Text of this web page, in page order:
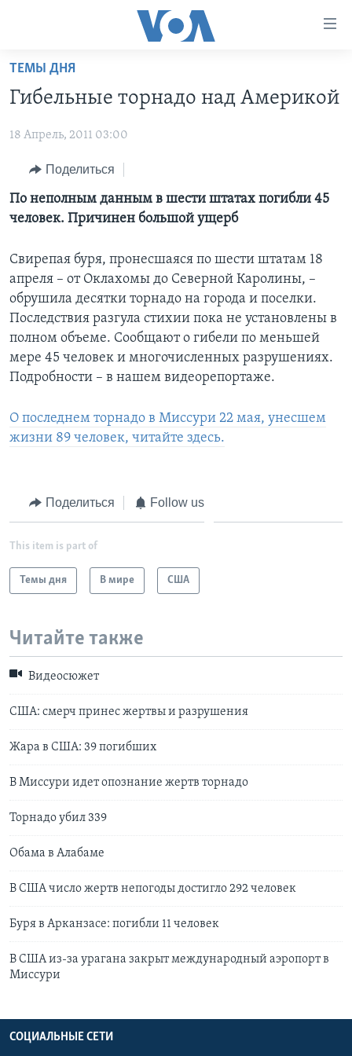
Перейти
основной
Перейти
навигации
Перейти
поиск
ГЛАВНОЕ
АМЕРИКА
НОВОСТИ ЗА МИНУТУ
ИТОГИ
ПОЧЕМУ ЭТО ВАЖНО?
ДИСКУССИЯ VOA
ДЕТАЛИ
НЬЮ-ЙОРК NEW YORK
АМЕРИКА. БОЛЬШОЕ ПУТЕШЕСТВИЕ
ПРОЕКТЫ
УЧИМ АНГЛИЙСКИЙ
НАША АМЕРИКАНСКАЯ ИСТОРИЯ
А КАК В АМЕРИКЕ?
АРТЕФАКТЫ
АМЕРИКАНСКИЕ ГОРОДКИ
ТЕСТЫ
ЭКСПЕРТИЗА
ИНТЕРВЬЮ
ФАКТЫ ПРОТИВ ФЕЙКОВ
ЗА СВОБОДУ ПРЕССЫ
УЧИМ АНГЛИЙСКИЙ
ВИДЕО
ПОДПИСКА НА НОВОСТИ
Learning English
СОЦИАЛЬНЫЕ СЕТИ
Языки
ТЕМЫ ДНЯ
Гибельные торнадо над Америкой
18 Апрель, 2011 03:00
Поделиться
По неполным данным в шести штатах погибли 45
человек. Причинен большой ущерб
Свирепая буря, пронесшаяся по шести штатам 18
апреля – от Оклахомы до Северной Каролины, –
обрушила десятки торнадо на города и поселки.
Последствия разгула стихии пока не установлены в
полном объеме. Сообщают о гибели по меньшей
мере 45 человек и многочисленных разрушениях.
Подробности – в нашем видеорепортаже.
О последнем торнадо в Миссури 22 мая, унесшем
жизни 89 человек, читайте здесь.
Поделиться Follow us
This item is part of
Темы дня В мире США
Читайте также
Видеосюжет
США: смерч принес жертвы и разрушения
Жара в США: 39 погибших
В Миссури идет опознание жертв торнадо
Торнадо убил 339
Обама в Алабаме
В США число жертв непогоды достигло 292 человек
Буря в Арканзасе: погибли 11 человек
В США из-за урагана закрыт международный аэропорт в
Миссури
СОЦИАЛЬНЫЕ СЕТИ